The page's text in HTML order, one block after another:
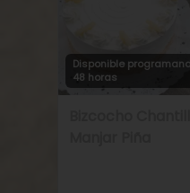
Disponible
48 horas